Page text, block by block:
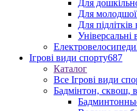
Для
Для
Для підлітків
Універсальні
Електровелосипеди
Ігрові види спорту687
Каталог
Все Ігрові види
Бадмінтон, сквош,